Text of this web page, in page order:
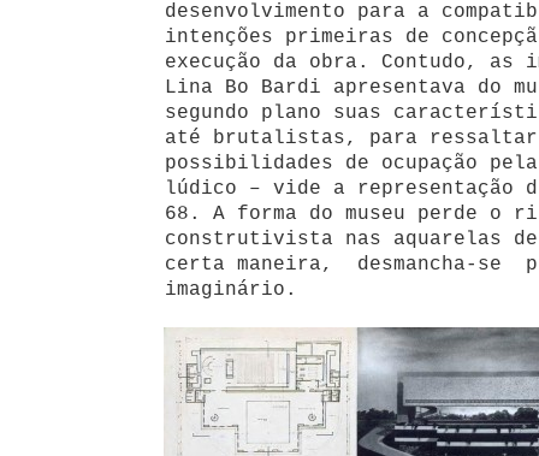
desenvolvimento para a
intenções primeiras de
execução da obra. Contudo, as
Lina Bo Bardi apresentava do
segundo plano suas
até brutalistas, para ressaltar
possibilidades de ocupação
lúdico – vide a representação
68. A forma do museu perde o
construtivista nas aquarelas
certa maneira, desmancha-se
imaginário.